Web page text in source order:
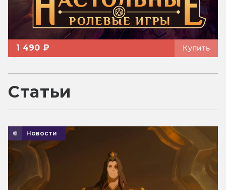
1 490 ₽ Купить
Статьи
Новости